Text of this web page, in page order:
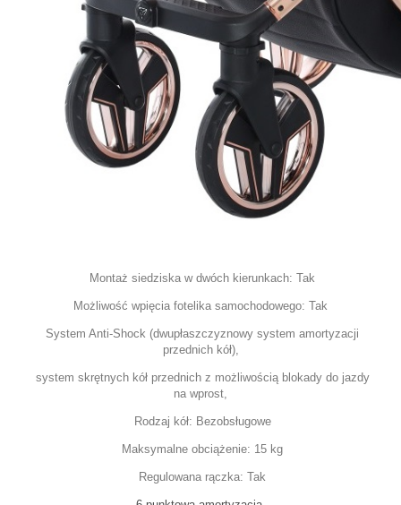
Montaż siedziska w dwóch kierunkach: Tak
Możliwość wpięcia fotelika samochodowego: Tak
System Anti-Shock (dwupłaszczyznowy system amortyzacji
przednich kół),
system skrętnych kół przednich z możliwością blokady do jazdy
na wprost,
Rodzaj kół: Bezobsługowe
Maksymalne obciążenie: 15 kg
Regulowana rączka: Tak